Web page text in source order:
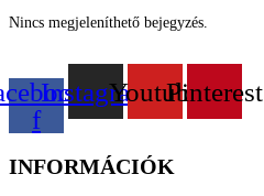
Nincs megjeleníthető bejegyzés.
f
InstagramYoutubePinterest
INFORMÁCIÓK